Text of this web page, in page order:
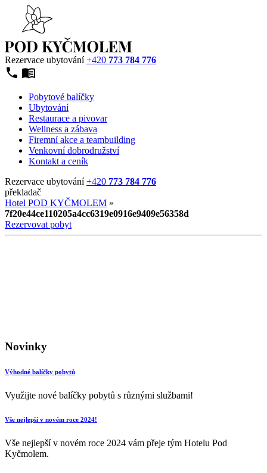
Rezervace ubytování+420 773 784 776
Pobytové balíčky
Ubytování
Restaurace a pivovar
Wellness a zábava
Firemní akce a teambuilding
Venkovní dobrodružství
Kontakt a ceník
Rezervace ubytování+420 773 784 776
překladač
Hotel POD KYČMOLEM »
7f20e44ce110205a4cc6319e0916e9409e56358d
Rezervovat pobyt
Novinky
Výhodné balíčky pobytů
Využijte nové balíčky pobytů s různými službami!
Vše nejlepší v novém roce 2024!
Vše nejlepší v novém roce 2024 vám přeje tým Hotelu Pod
Kyčmolem.